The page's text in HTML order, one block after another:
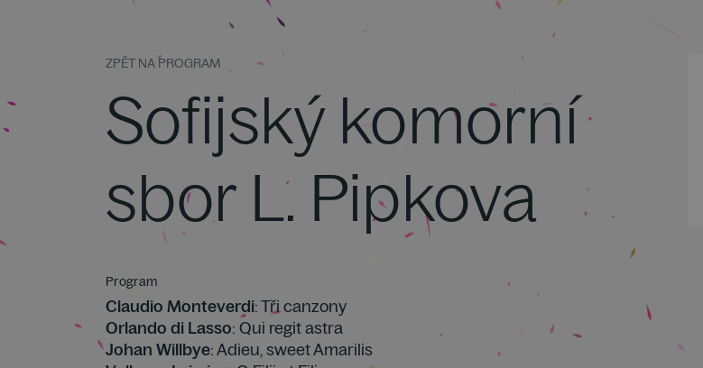
ZPĚT NA PROGRAM
Sofijský komorní
sbor L. Pipkova
Program
Claudio Monteverdi: Tři canzony
Orlando di Lasso: Qui regit astra
Johan Willbye: Adieu, sweet Amarilis